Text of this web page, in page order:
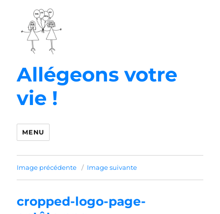
Allégeons votre
vie !
MENU
Image précédente Image suivante
cropped-logo-page-